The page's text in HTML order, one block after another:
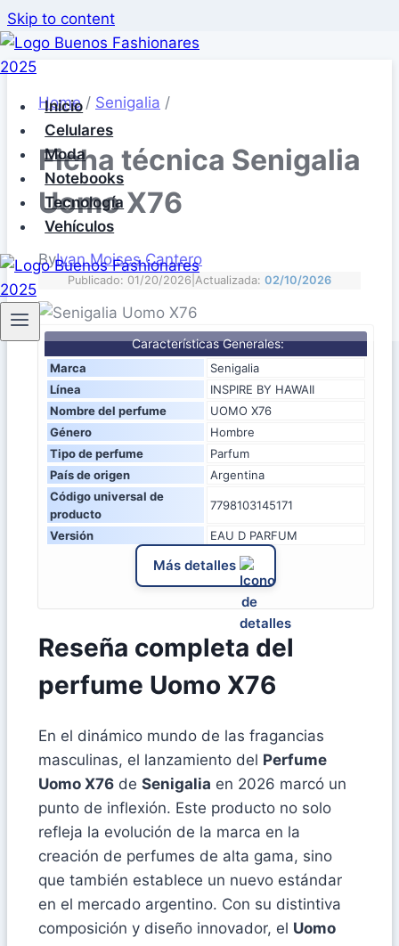
Skip to content
Inicio
Celulares
Moda
Notebooks
Tecnología
Vehículos
Home / Senigalia /
Ficha técnica Senigalia
Uomo X76
ByIvan Moises Cantero
Publicado: 01/20/2026 Actualizada: 02/10/2026
Características Generales:
Marca
Senigalia
Línea
INSPIRE BY HAWAII
Nombre del perfume
UOMO X76
Género
Hombre
Tipo de perfume
Parfum
País de origen
Argentina
Código universal de
producto
7798103145171
Versión EAU D PARFUM
Más detalles
Reseña completa del
perfume Uomo X76
En el dinámico mundo de las fragancias
masculinas, el lanzamiento del Perfume
Uomo X76 de Senigalia en 2026 marcó un
punto de inflexión. Este producto no solo
refleja la evolución de la marca en la
creación de perfumes de alta gama, sino
que también establece un nuevo estándar
en el mercado argentino. Con su distintiva
composición y diseño innovador, el Uomo